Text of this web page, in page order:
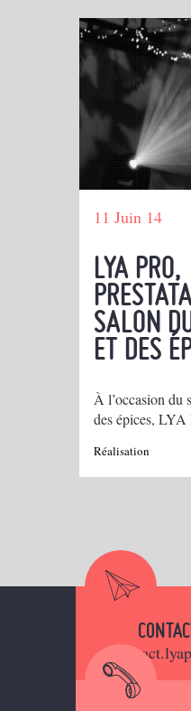
11 Juin 14
LYA PRO,
SALON
ET DES
À l’occasion du
des épices, LYA
Réalisation